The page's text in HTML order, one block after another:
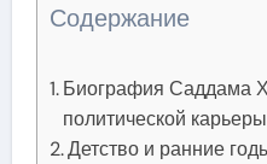
Содержание
Биография Саддама
политической карьеры
Детство и ранние